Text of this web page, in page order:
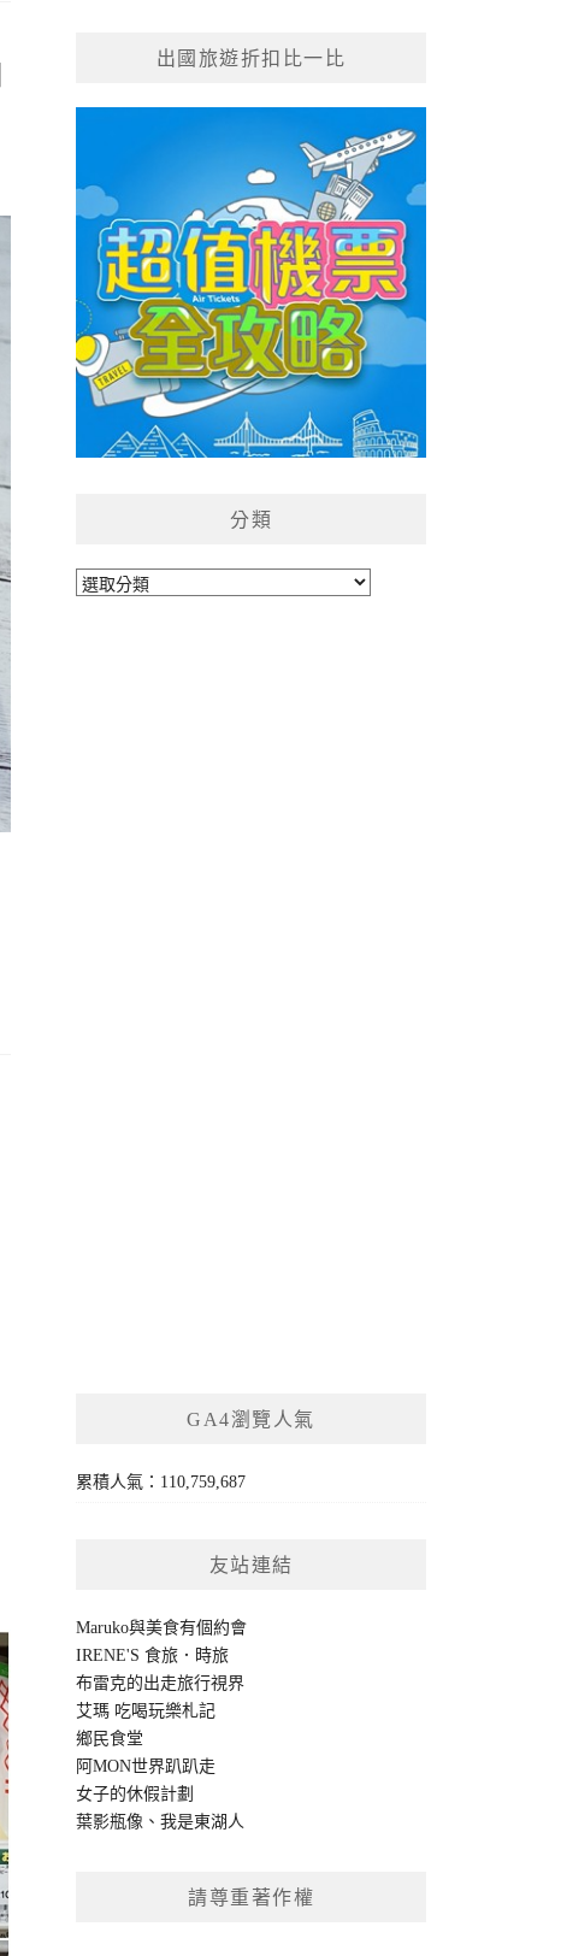
出國旅遊折扣比一比
分類
分
GA4瀏覽人氣
累積人氣：110,759,687
友站連結
Maruko與美食有個約會
IRENE'S 食旅．時旅
布雷克的出走旅行視界
艾瑪 吃喝玩樂札記
鄉民食堂
阿MON世界趴趴走
女子的休假計劃
葉影瓶像 、我是東湖人
請尊重著作權